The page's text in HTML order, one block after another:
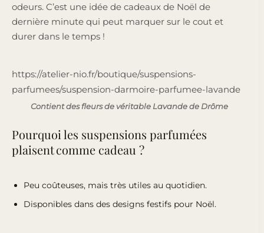
odeurs. C’est une idée de cadeaux de Noël de
dernière minute qui peut marquer sur le cout et
durer dans le temps !
https://atelier-nio.fr/boutique/suspensions-
parfumees/suspension-darmoire-parfumee-lavande
Contient des fleurs de véritable Lavande de Drôme
Pourquoi les suspensions parfumées
plaisent comme cadeau ?
Peu coûteuses, mais très utiles au quotidien.
Disponibles dans des designs festifs pour Noël.